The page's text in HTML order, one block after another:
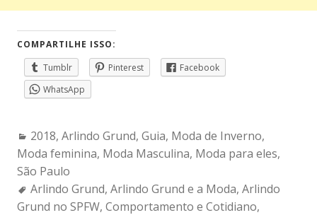
COMPARTILHE ISSO:
Tumblr
Pinterest
Facebook
WhatsApp
Categories:
2018, Arlindo Grund, Guia, Moda de Inverno,
Moda feminina, Moda Masculina, Moda para eles,
São Paulo
Tags:
Arlindo Grund, Arlindo Grund e a Moda, Arlindo
Grund no SPFW, Comportamento e Cotidiano,